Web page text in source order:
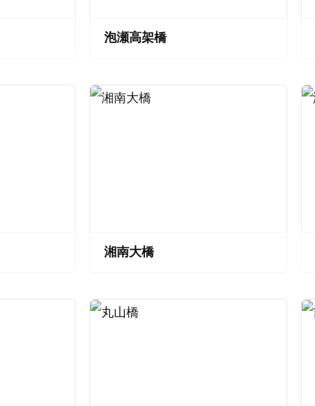
泡瀬高架橋
湘南大橋